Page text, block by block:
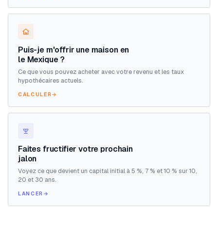
Puis-je m'offrir une maison en
le Mexique ?
Ce que vous pouvez acheter avec votre revenu et les taux
hypothécaires actuels.
CALCULER→
Faites fructifier votre prochain
jalon
Voyez ce que devient un capital initial à 5 %, 7 % et 10 % sur 10,
20 et 30 ans.
LANCER →